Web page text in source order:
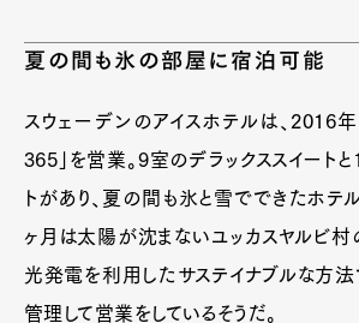
夏の間も氷の部屋に宿泊可能
スウェーデンのアイスホテルは、2016年
365」を営業。9室のデラックススイート
トがあり、夏の間も氷と雪でできたホテ
ヶ月は太陽が沈まないユッカスヤルビ村
光発電を利用したサステイナブルな方法
管理して営業をしているそうだ。